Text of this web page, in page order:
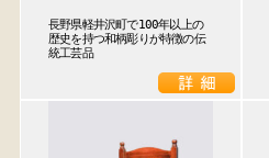
長野県軽井沢町で100年以上の
歴史を持つ和柄彫りが特徴の伝
統工芸品